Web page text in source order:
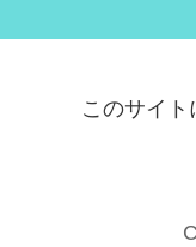
このサイト